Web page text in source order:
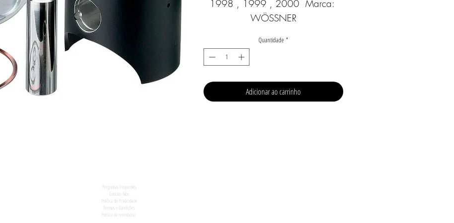
1998 , 1999 , 2000  Marca:
WÖSSNER
Quantidade *
Adicionar ao carrinho
Perguntas frequentes
Contate-Nos
Política de Privacidade
Termos e Condições
Política de reembolso